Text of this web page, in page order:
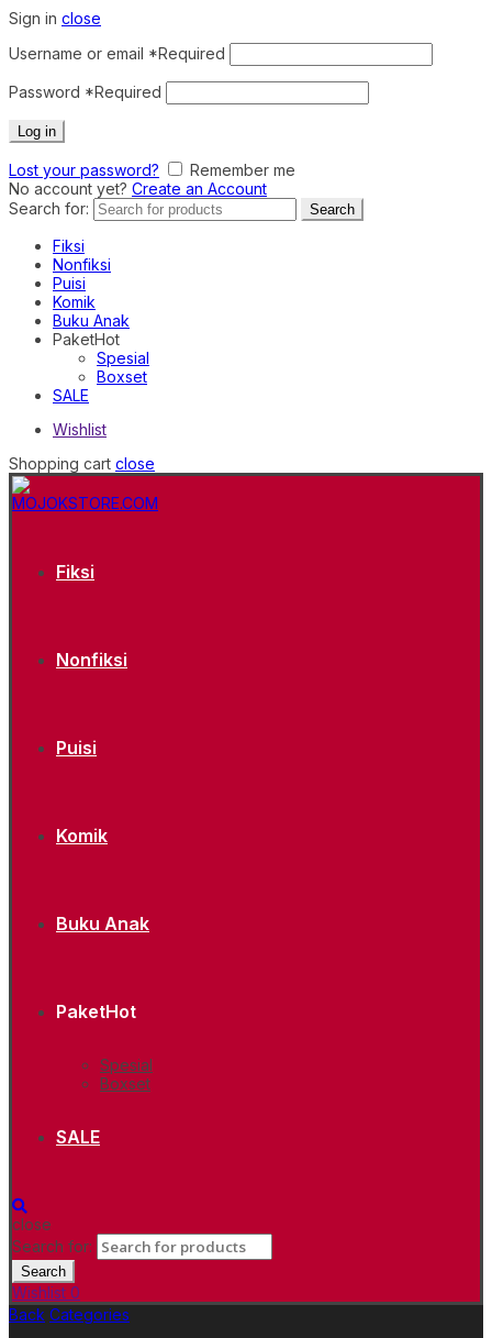
Sign in close
Username or email *Required
Password *Required
Log in
Lost your password?
Remember me
No account yet? Create an Account
Search for:
Search
Fiksi
Nonfiksi
Puisi
Komik
Buku Anak
PaketHot
Spesial
Boxset
SALE
Wishlist
Shopping cart close
Fiksi
Nonfiksi
Puisi
Komik
Buku Anak
PaketHot
Spesial
Boxset
SALE
close
Search for:
Search
Wishlist 0
Back Categories